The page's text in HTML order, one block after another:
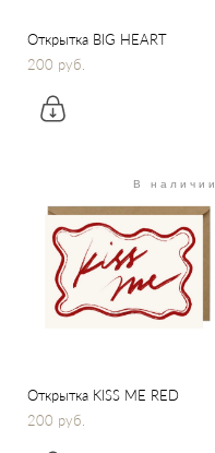
Открытка BIG HEART
200 pуб.
В наличии
Открытка KISS ME RED
200 pуб.